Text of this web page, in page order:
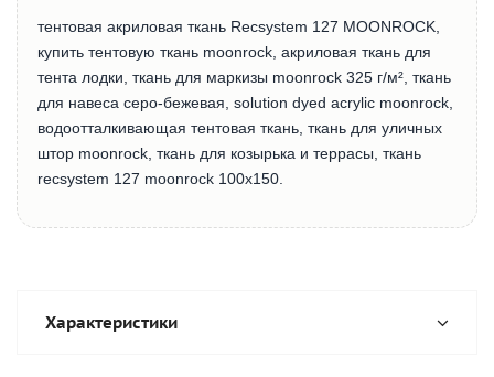
тентовая акриловая ткань Recsystem 127 MOONROCK,
купить тентовую ткань moonrock, акриловая ткань для
тента лодки, ткань для маркизы moonrock 325 г/м², ткань
для навеса серо-бежевая, solution dyed acrylic moonrock,
водоотталкивающая тентовая ткань, ткань для уличных
штор moonrock, ткань для козырька и террасы, ткань
recsystem 127 moonrock 100х150.
Характеристики